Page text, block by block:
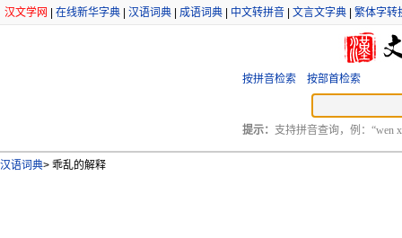
汉文学网 在线新华字典 汉语词典 成语词典 中文转拼音 文言文字典 繁体字转
按拼音检索 按部首检索
提示： 支持拼音查询，例：“wen
汉语词典> 乖乱的解释